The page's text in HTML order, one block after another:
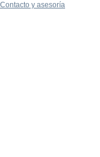
Contacto y asesoría